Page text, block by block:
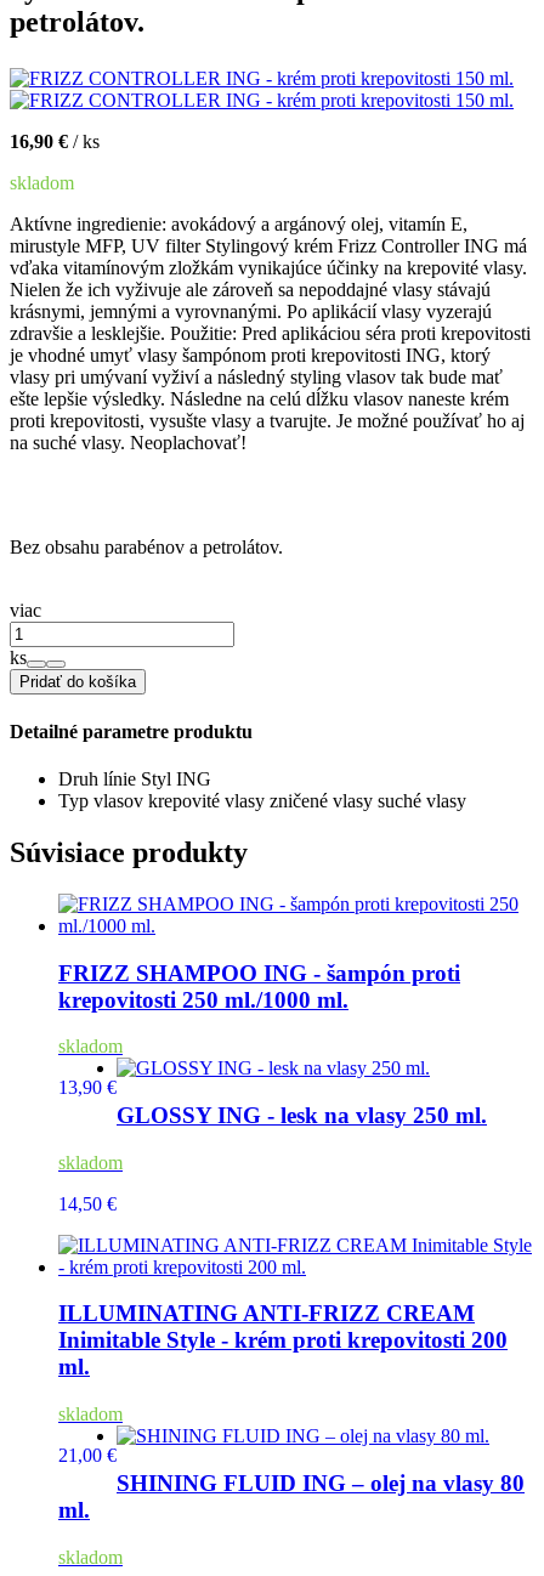
petrolátov.
16,90 € / ks
skladom
Aktívne ingredienie: avokádový a argánový olej, vitamín E,
mirustyle MFP, UV filter Stylingový krém Frizz Controller ING má
vďaka vitamínovým zložkám vynikajúce účinky na krepovité vlasy.
Nielen že ich vyživuje ale zároveň sa nepoddajné vlasy stávajú
krásnymi, jemnými a vyrovnanými. Po aplikácií vlasy vyzerajú
zdravšie a lesklejšie. Použitie: Pred aplikáciou séra proti krepovitosti
je vhodné umyť vlasy šampónom proti krepovitosti ING, ktorý
vlasy pri umývaní vyživí a následný styling vlasov tak bude mať
ešte lepšie výsledky. Následne na celú dĺžku vlasov naneste krém
proti krepovitosti, vysušte vlasy a tvarujte. Je možné používať ho aj
na suché vlasy. Neoplachovať!
Bez obsahu parabénov a petrolátov.
viac
ks
Pridať do košíka
Detailné parametre produktu
Druh línie Styl ING
Typ vlasov krepovité vlasy zničené vlasy suché vlasy
Súvisiace produkty
FRIZZ SHAMPOO ING - šampón proti
krepovitosti 250 ml./1000 ml.
skladom
13,90 €
GLOSSY ING - lesk na vlasy 250 ml.
skladom
14,50 €
ILLUMINATING ANTI-FRIZZ CREAM
Inimitable Style - krém proti krepovitosti 200
ml.
skladom
21,00 €
SHINING FLUID ING – olej na vlasy 80
ml.
skladom